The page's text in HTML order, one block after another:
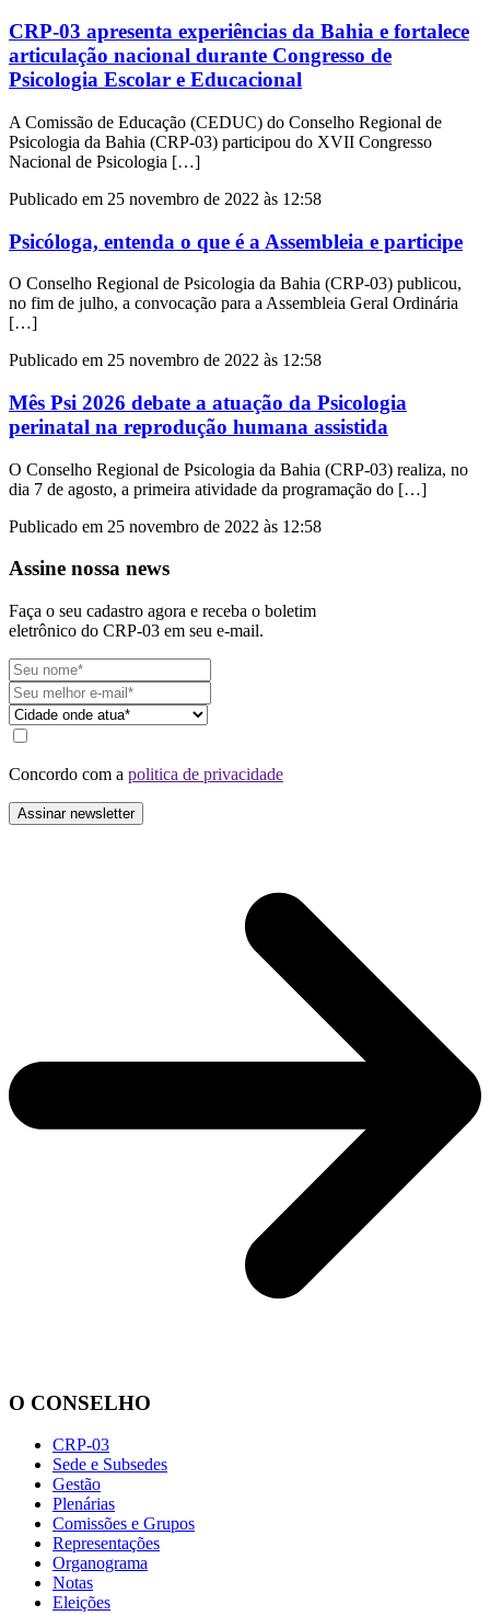
CRP-03 apresenta experiências da Bahia e fortalece
articulação nacional durante Congresso de
Psicologia Escolar e Educacional
A Comissão de Educação (CEDUC) do Conselho Regional de
Psicologia da Bahia (CRP-03) participou do XVII Congresso
Nacional de Psicologia […]
Publicado em 25 novembro de 2022 às 12:58
Psicóloga, entenda o que é a Assembleia e participe
O Conselho Regional de Psicologia da Bahia (CRP-03) publicou,
no fim de julho, a convocação para a Assembleia Geral Ordinária
[…]
Publicado em 25 novembro de 2022 às 12:58
Mês Psi 2026 debate a atuação da Psicologia
perinatal na reprodução humana assistida
O Conselho Regional de Psicologia da Bahia (CRP-03) realiza, no
dia 7 de agosto, a primeira atividade da programação do […]
Publicado em 25 novembro de 2022 às 12:58
Assine nossa news
Faça o seu cadastro agora e receba o boletim
eletrônico do CRP-03 em seu e-mail.
Concordo com a politica de privacidade
O CONSELHO
CRP-03
Sede e Subsedes
Gestão
Plenárias
Comissões e Grupos
Representações
Organograma
Notas
Eleições